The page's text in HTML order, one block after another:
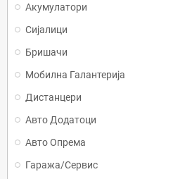
Акумулатори
Сијалици
Бришачи
Мобилна Галантерија
Дистанцери
Авто Додатоци
Авто Опрема
Гаража/Сервис